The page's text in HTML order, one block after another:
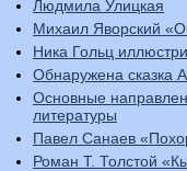
Людмила Улицкая
Михаил Яворский
Ника Гольц
Обнаружена сказка
Основные
литературы
Павел Санаев
Роман Т. Толстой